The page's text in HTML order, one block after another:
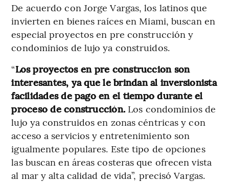
De acuerdo con Jorge Vargas, los latinos que
invierten en bienes raíces en Miami, buscan en
especial proyectos en pre construcción y
condominios de lujo ya construidos.
“Los proyectos en pre construccion son
interesantes, ya que le brindan al inversionista
facilidades de pago en el tiempo durante el
proceso de construcción. Los condominios de
lujo ya construidos en zonas céntricas y con
acceso a servicios y entretenimiento son
igualmente populares. Este tipo de opciones
las buscan en áreas costeras que ofrecen vista
al mar y alta calidad de vida”, precisó Vargas.